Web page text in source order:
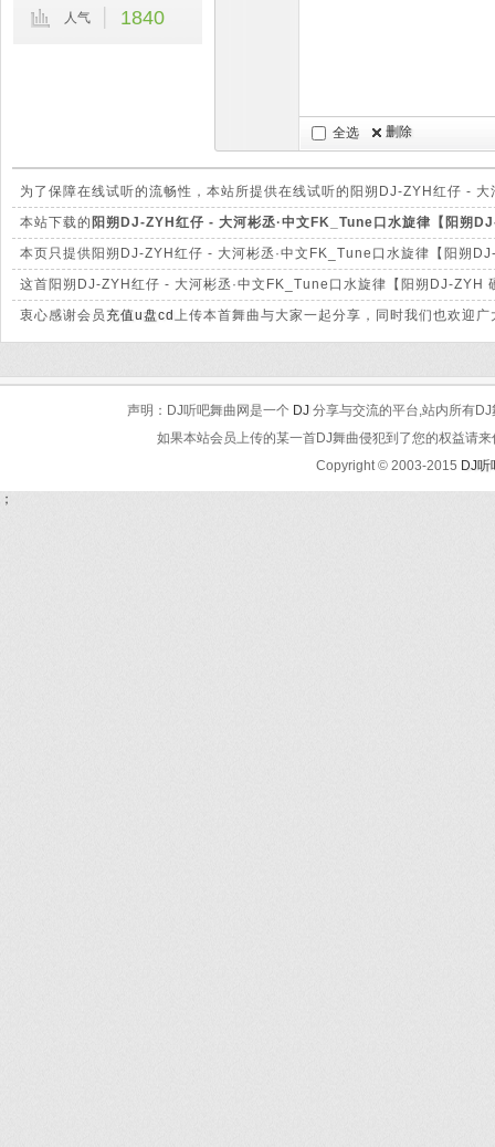
全选 删除
人气 1840
为了保障在线试听的流畅性，本站所提供在线试听的阳朔DJ-ZYH红仔 -
本站提供下载的mp3文件有很大的差别。
本站下载的 阳朔DJ-ZYH红仔 - 大河彬丞·中文FK_Tune口水旋律【阳朔
320Kbps，音质方面绝对保证清脆高清晰。
本页只提供阳朔DJ-ZYH红仔 - 大河彬丞·中文FK_Tune口水旋律【阳朔
载。
这首阳朔DJ-ZYH红仔 - 大河彬丞·中文FK_Tune口水旋律【阳朔DJ-ZYH
会及时处理。
衷心感谢会员 充值u盘cd 上传本首舞曲与大家一起分享，同时我们也欢迎
声明：DJ听吧舞曲网是一个 DJ 分享与交流的平台,站内所有
如果本站会员上传的某一首DJ舞曲侵犯到了您的权益请
Copyright © 2003-2015 DJ
；